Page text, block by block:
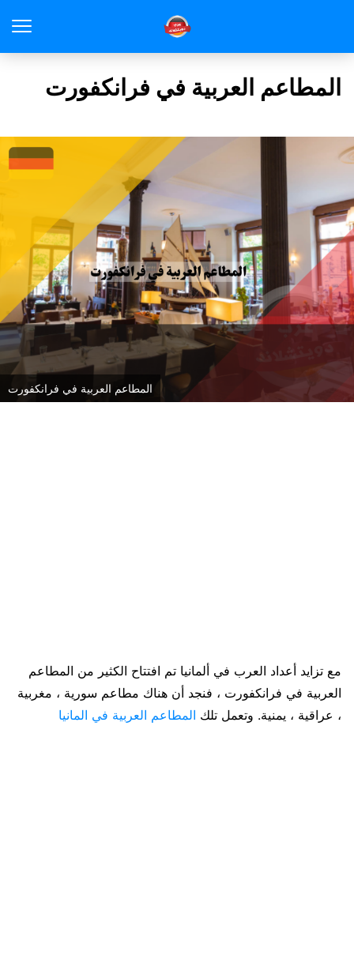
المطاعم العربية في فرانكفورت
المطاعم العربية في فرانكفورت
مع تزايد أعداد العرب في ألمانيا تم افتتاح الكثير من المطاعم
العربية في فرانكفورت ، فنجد أن هناك مطاعم سورية ، مغربية
، عراقية ، يمنية. وتعمل تلك المطاعم العربية في المانيا